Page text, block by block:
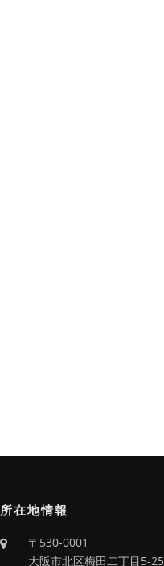
所在地情報
〒530-0001
大阪市北区梅田二丁目5-25